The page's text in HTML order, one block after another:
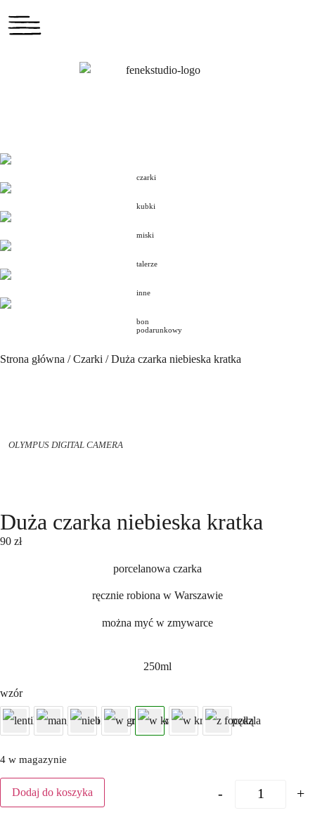
czarki
kubki
miski
talerze
inne
bon
podarunkowy
Strona główna /Czarki / Duża czarka niebieska kratka
OLYMPUS DIGITAL CAMERA
Duża czarka niebieska kratka
90 zł
porcelanowa czarka
ręcznie robiona w Warszawie
można myć w zmywarce
250ml
wzór
4 w magazynie
- +
Dodaj do koszyka